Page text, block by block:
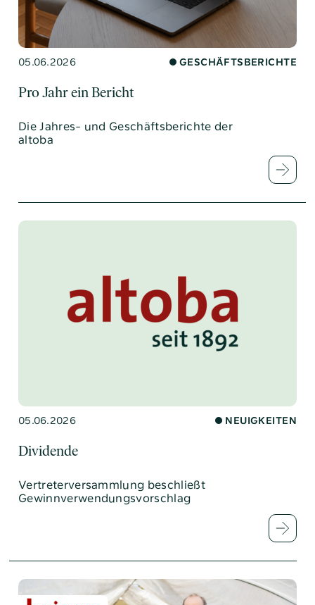
05.06.2026 GESCHÄFTSBERICHTE
Pro Jahr ein Bericht
Die Jahres- und Geschäftsberichte der
altoba
05.06.2026 NEUIGKEITEN
Dividende
Vertreterversammlung beschließt
Gewinnverwendungsvorschlag